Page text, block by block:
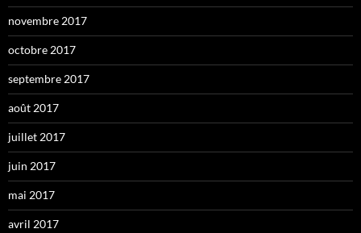
novembre 2017
octobre 2017
septembre 2017
août 2017
juillet 2017
juin 2017
mai 2017
avril 2017